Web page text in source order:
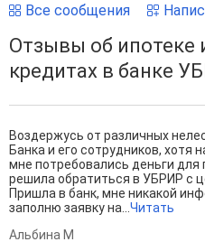
Все сообщения
Отзывы об ипотеке
кредитах в банке
Воздержусь от различных
Банка и его сотрудников, хотя
мне потребовались деньги для
решила обратиться в УБРИР с
Пришла в банк, мне никакой
заполню заявку на... Читать
Альбина М